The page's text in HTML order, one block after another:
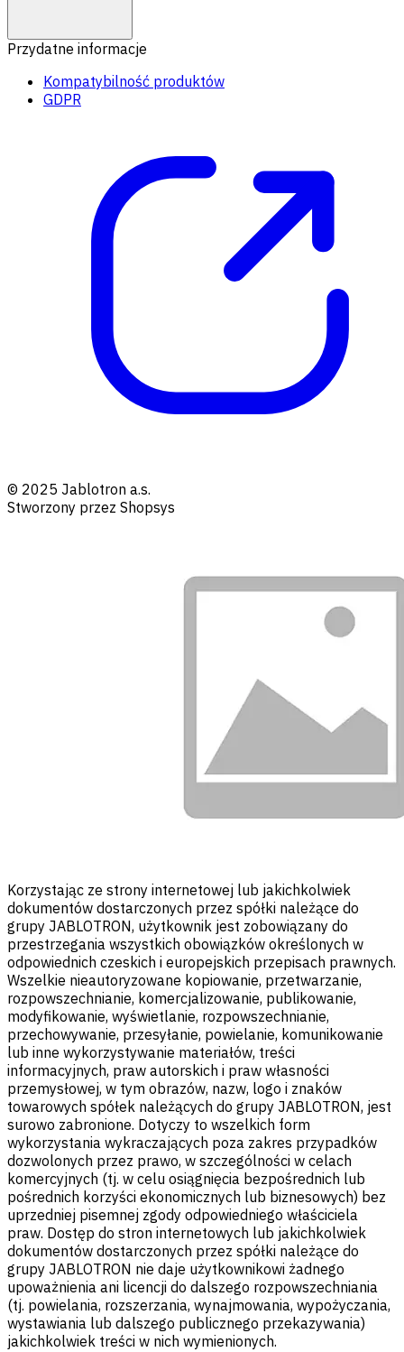
Przydatne informacje
Kompatybilność produktów
GDPR
© 2025 Jablotron a.s.
Stworzony przez Shopsys
Korzystając ze strony internetowej lub jakichkolwiek
dokumentów dostarczonych przez spółki należące do
grupy JABLOTRON, użytkownik jest zobowiązany do
przestrzegania wszystkich obowiązków określonych w
odpowiednich czeskich i europejskich przepisach prawnych.
Wszelkie nieautoryzowane kopiowanie, przetwarzanie,
rozpowszechnianie, komercjalizowanie, publikowanie,
modyfikowanie, wyświetlanie, rozpowszechnianie,
przechowywanie, przesyłanie, powielanie, komunikowanie
lub inne wykorzystywanie materiałów, treści
informacyjnych, praw autorskich i praw własności
przemysłowej, w tym obrazów, nazw, logo i znaków
towarowych spółek należących do grupy JABLOTRON, jest
surowo zabronione. Dotyczy to wszelkich form
wykorzystania wykraczających poza zakres przypadków
dozwolonych przez prawo, w szczególności w celach
komercyjnych (tj. w celu osiągnięcia bezpośrednich lub
pośrednich korzyści ekonomicznych lub biznesowych) bez
uprzedniej pisemnej zgody odpowiedniego właściciela
praw. Dostęp do stron internetowych lub jakichkolwiek
dokumentów dostarczonych przez spółki należące do
grupy JABLOTRON nie daje użytkownikowi żadnego
upoważnienia ani licencji do dalszego rozpowszechniania
(tj. powielania, rozszerzania, wynajmowania, wypożyczania,
wystawiania lub dalszego publicznego przekazywania)
jakichkolwiek treści w nich wymienionych.